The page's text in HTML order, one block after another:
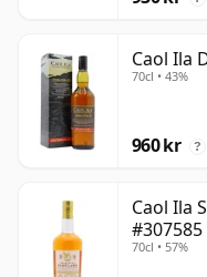
Caol Ila
70cl • 43%
960 kr ?
Caol Ila
70cl • 57%